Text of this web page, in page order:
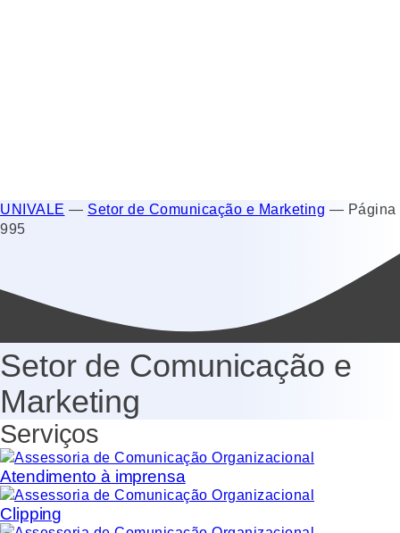
UNIVALE — Setor de Comunicação e Marketing — Página
995
Setor de Comunicação e
Marketing
Serviços
Atendimento à imprensa
Clipping